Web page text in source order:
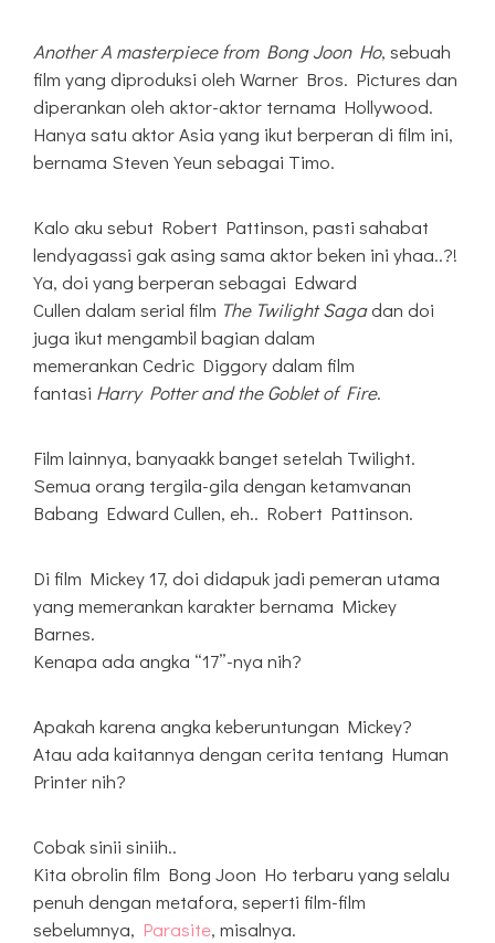
Another A masterpiece from Bong Joon Ho, sebuah
film yang diproduksi oleh Warner Bros. Pictures dan
diperankan oleh aktor-aktor ternama Hollywood.
Hanya satu aktor Asia yang ikut berperan di film ini,
bernama Steven Yeun sebagai Timo.
Kalo aku sebut Robert Pattinson, pasti sahabat
lendyagassi gak asing sama aktor beken ini yhaa..?!
Ya, doi yang berperan sebagai Edward
Cullen dalam serial film The Twilight Sagadan doi
juga ikut mengambil bagian dalam
memerankan Cedric Diggory dalam film
fantasi Harry Potter and the Goblet of Fire.
Film lainnya, banyaakk banget setelah Twilight.
Semua orang tergila-gila dengan ketamvanan
Babang Edward Cullen, eh.. Robert Pattinson.
Di film Mickey 17, doi didapuk jadi pemeran utama
yang memerankan karakter bernama Mickey
Barnes.
Kenapa ada angka “17”-nya nih?
Apakah karena angka keberuntungan Mickey?
Atau ada kaitannya dengan cerita tentang Human
Printer nih?
Cobak sinii siniih..
Kita obrolin film Bong Joon Ho terbaru yang selalu
penuh dengan metafora, seperti film-film
sebelumnya, Parasite, misalnya.